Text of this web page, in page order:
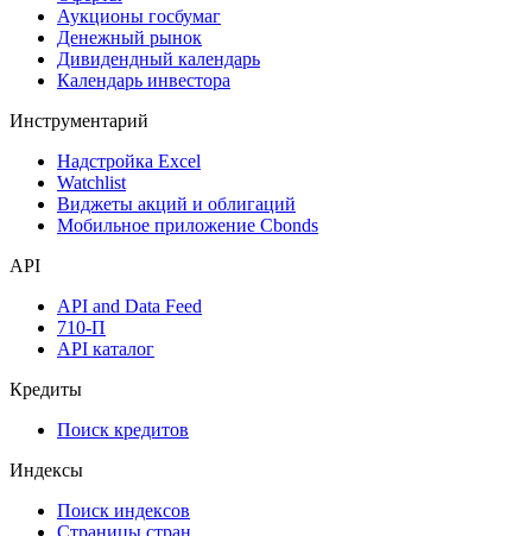
Календарь событий
Дефолты
Размещения
Оферты
Аукционы госбумаг
Денежный рынок
Календарь инвестора
Инструментарий
Надстройка Excel
Мобильное приложение Cbonds
API
API and Data Feed
API каталог
Кредиты
Поиск кредитов